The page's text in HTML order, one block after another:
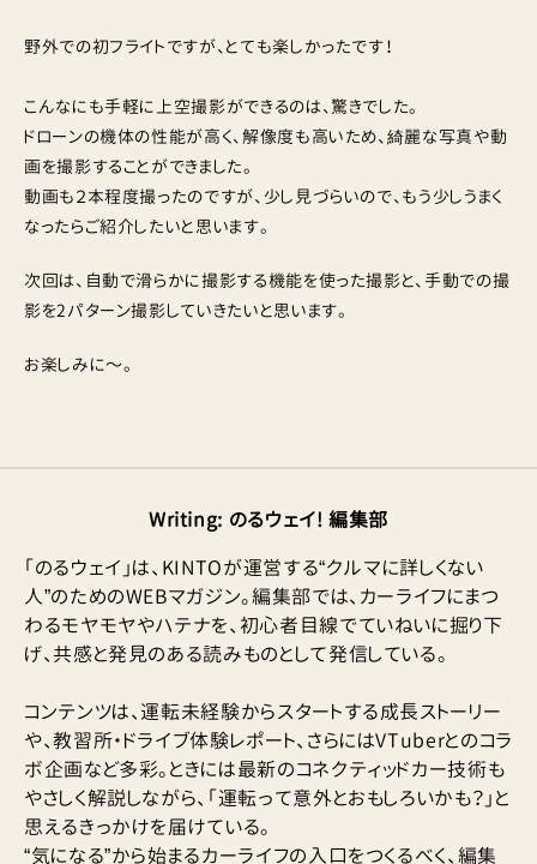
野外での初フライトですが、とても楽しかったです！
こんなにも手軽に上空撮影ができるのは、驚きでした。
ドローンの機体の性能が高く、解像度も高いため、綺麗な写真や動
画を撮影することができました。
動画も２本程度撮ったのですが、少し見づらいので、もう少しうまく
なったらご紹介したいと思います。
次回は、自動で滑らかに撮影する機能を使った撮影と、手動での撮
影を2パターン撮影していきたいと思います。
お楽しみに〜。
Writing: のるウェイ! 編集部
「のるウェイ」は、KINTOが運営する“クルマに詳しくない
人”のためのWEBマガジン。編集部では、カーライフにまつ
わるモヤモヤやハテナを、初心者目線でていねいに掘り下
げ、共感と発見のある読みものとして発信している。
コンテンツは、運転未経験からスタートする成長ストーリー
や、教習所・ドライブ体験レポート、さらにはVTuberとのコラ
ボ企画など多彩。ときには最新のコネクティッドカー技術も
やさしく解説しながら、「運転って意外とおもしろいかも？」と
思えるきっかけを届けている。
“気になる”から始まるカーライフの入口をつくるべく、編集